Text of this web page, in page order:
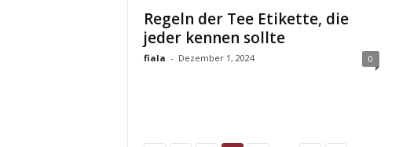
Regeln der Tee Etikette, die
jeder kennen sollte
fiala - Dezember 1, 2024 0